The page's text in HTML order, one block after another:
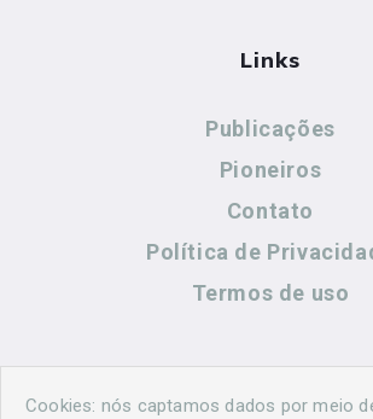
Links
Publicações
Pioneiros
Contato
Política de
Termos de uso
Contato
Cookies: nós captamos dados por meio